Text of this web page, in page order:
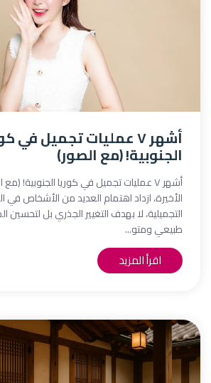
أشهر ٧ عمليات تجميل في
الجنوبية! (مع الصور)
أشهر ٧ عمليات تجميل في كوريا الجنوبية!
الأخيرة، ازداد اهتمام العديد من الأشخاص في
التجميلية، لا بهدف التغيير الجذري بل لتحسين
طبيعي ومتو...
اقرأ المزيد